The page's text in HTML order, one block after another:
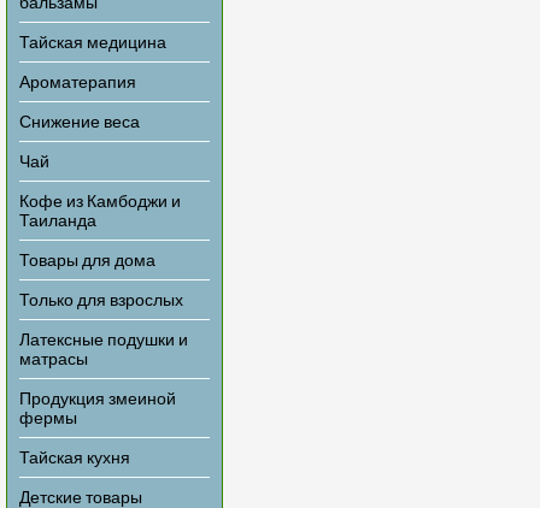
бальзамы
Тайская медицина
Ароматерапия
Снижение веса
Чай
Кофе из Камбоджи и
Таиланда
Товары для дома
Только для взрослых
Латексные подушки и
матрасы
Продукция змеиной
фермы
Тайская кухня
Детские товары